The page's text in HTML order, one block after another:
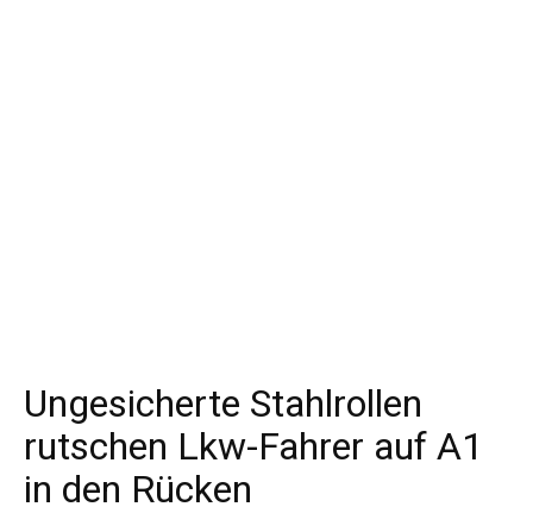
Ungesicherte Stahlrollen
rutschen Lkw-Fahrer auf A1
in den Rücken